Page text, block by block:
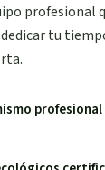
profesional
dedicar tu